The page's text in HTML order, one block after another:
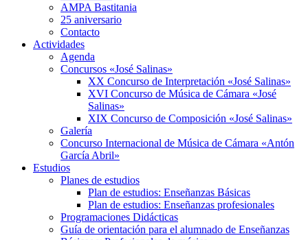
AMPA Bastitania
25 aniversario
Contacto
Actividades
Agenda
Concursos «José Salinas»
XX Concurso de Interpretación «José Salinas»
XVI Concurso de Música de Cámara «José
Salinas»
XIX Concurso de Composición «José Salinas»
Galería
Concurso Internacional de Música de Cámara «Antón
García Abril»
Estudios
Planes de estudios
Plan de estudios: Enseñanzas Básicas
Plan de estudios: Enseñanzas profesionales
Programaciones Didácticas
Guía de orientación para el alumnado de Enseñanzas